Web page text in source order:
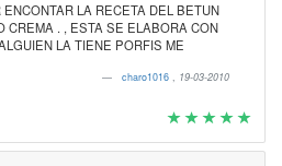
LA RECETA DEL BETUN
CREMA . , ESTA SE ELABORA CON
LA TIENE PORFIS ME
charo1016 , 19-03-2010